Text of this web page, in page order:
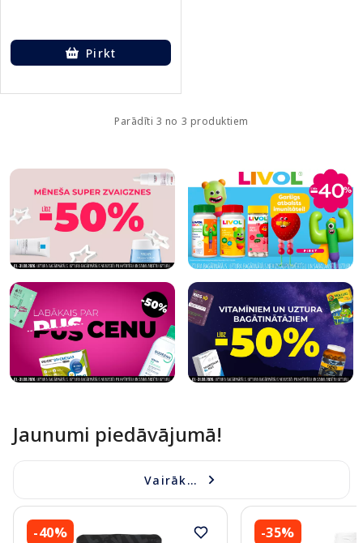
Pirkt
Parādīti 3 no 3 produktiem
Jaunumi piedāvājumā!
Vairāk...
-40% -35%